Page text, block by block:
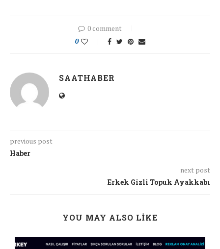
0 comment
0
SAATHABER
previous post
Haber
next post
Erkek Gizli Topuk Ayakkabı
YOU MAY ALSO LIKE